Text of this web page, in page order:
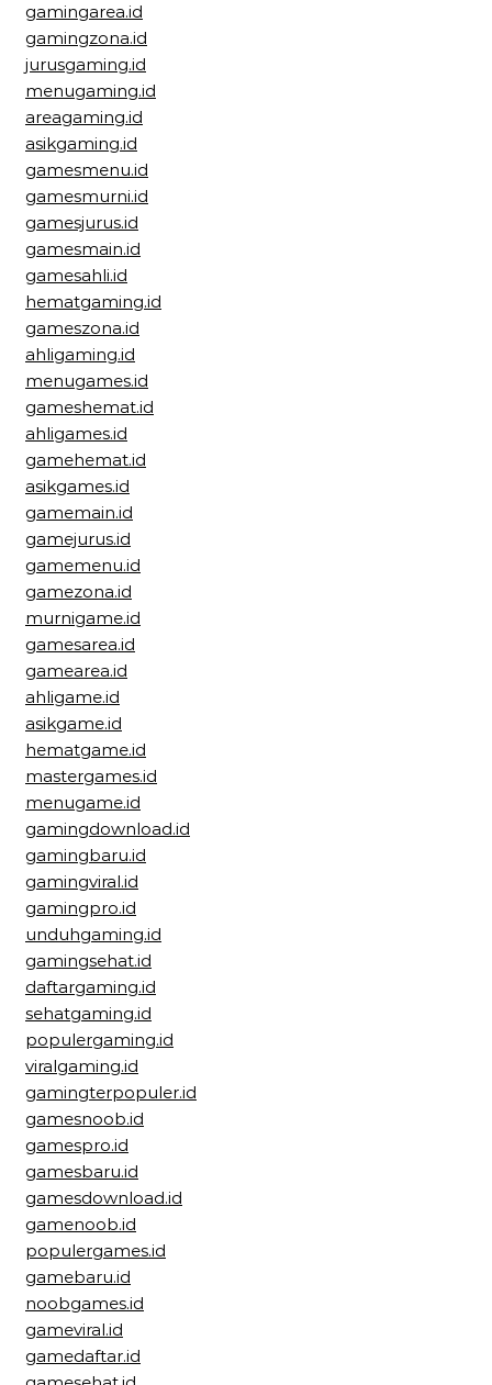
gamingarea.id
gamingzona.id
jurusgaming.id
menugaming.id
areagaming.id
asikgaming.id
gamesmenu.id
gamesmurni.id
gamesjurus.id
gamesmain.id
gamesahli.id
hematgaming.id
gameszona.id
ahligaming.id
menugames.id
gameshemat.id
ahligames.id
gamehemat.id
asikgames.id
gamemain.id
gamejurus.id
gamemenu.id
gamezona.id
murnigame.id
gamesarea.id
gamearea.id
ahligame.id
asikgame.id
hematgame.id
mastergames.id
menugame.id
gamingdownload.id
gamingbaru.id
gamingviral.id
gamingpro.id
unduhgaming.id
gamingsehat.id
daftargaming.id
sehatgaming.id
populergaming.id
viralgaming.id
gamingterpopuler.id
gamesnoob.id
gamespro.id
gamesbaru.id
gamesdownload.id
gamenoob.id
populergames.id
gamebaru.id
noobgames.id
gameviral.id
gamedaftar.id